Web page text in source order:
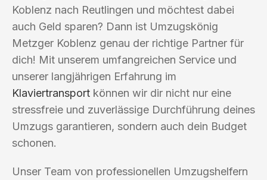
Koblenz nach Reutlingen und möchtest dabei
auch Geld sparen? Dann ist Umzugskönig
Metzger Koblenz genau der richtige Partner für
dich! Mit unserem umfangreichen Service und
unserer langjährigen Erfahrung im
Klaviertransport können wir dir nicht nur eine
stressfreie und zuverlässige Durchführung deines
Umzugs garantieren, sondern auch dein Budget
schonen.
Unser Team von professionellen Umzugshelfern